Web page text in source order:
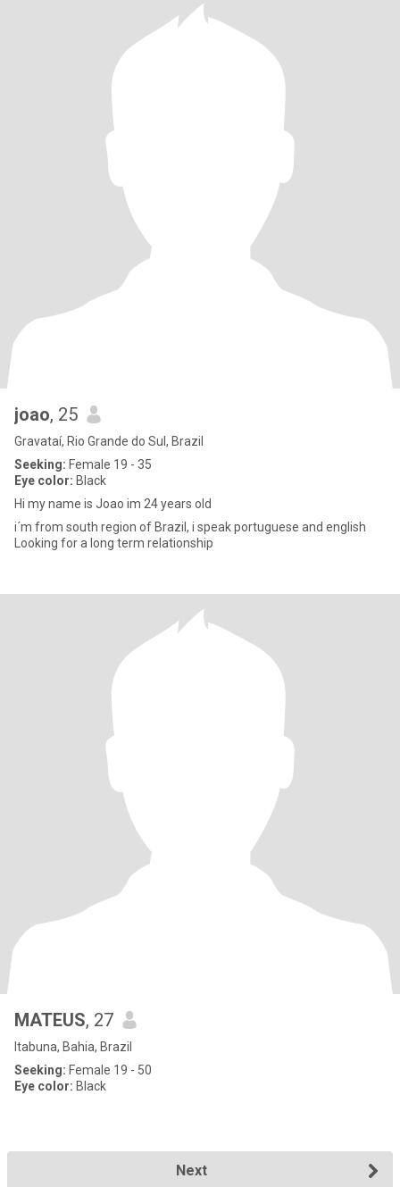
joao, 25
Gravataí, Rio Grande do Sul, Brazil
Seeking: Female 19 - 35
Eye color: Black
Hi my name is Joao im 24 years old
i´m from south region of Brazil, i speak portuguese and english
Looking for a long term relationship
MATEUS, 27
Itabuna, Bahia, Brazil
Seeking: Female 19 - 50
Eye color: Black
Next